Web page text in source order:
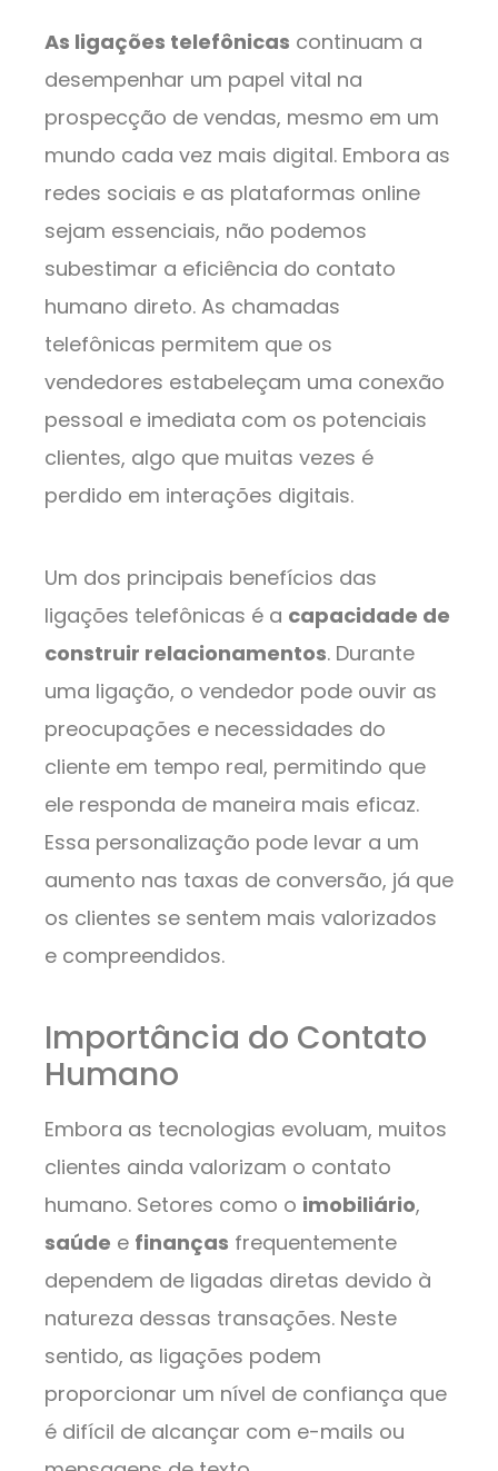
As ligações telefônicas continuam a
desempenhar um papel vital na
prospecção de vendas, mesmo em um
mundo cada vez mais digital. Embora as
redes sociais e as plataformas online
sejam essenciais, não podemos
subestimar a eficiência do contato
humano direto. As chamadas
telefônicas permitem que os
vendedores estabeleçam uma conexão
pessoal e imediata com os potenciais
clientes, algo que muitas vezes é
perdido em interações digitais.
Um dos principais benefícios das
ligações telefônicas é a capacidade de
construir relacionamentos. Durante
uma ligação, o vendedor pode ouvir as
preocupações e necessidades do
cliente em tempo real, permitindo que
ele responda de maneira mais eficaz.
Essa personalização pode levar a um
aumento nas taxas de conversão, já que
os clientes se sentem mais valorizados
e compreendidos.
Importância do Contato
Humano
Embora as tecnologias evoluam, muitos
clientes ainda valorizam o contato
humano. Setores como o imobiliário,
saúde e finanças frequentemente
dependem de ligadas diretas devido à
natureza dessas transações. Neste
sentido, as ligações podem
proporcionar um nível de confiança que
é difícil de alcançar com e-mails ou